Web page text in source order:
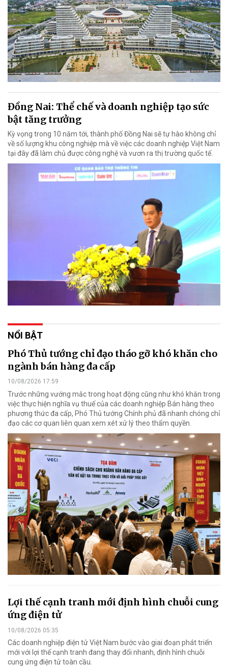
Đồng Nai: Thể chế và doanh nghiệp tạo sức
bật tăng trưởng
Kỳ vọng trong 10 năm tới, thành phố Đồng Nai sẽ tự hào không chỉ
về số lượng khu công nghiệp mà về việc các doanh nghiệp Việt Nam
tại đây đã làm chủ được công nghệ và vươn ra thị trường quốc tế.
NỔI BẬT
Phó Thủ tướng chỉ đạo tháo gỡ khó khăn cho
ngành bán hàng đa cấp
10/08/2026 17:59
Trước những vướng mắc trong hoạt động cũng như khó khăn trong
việc thực hiện nghĩa vụ thuế của các doanh nghiệp Bán hàng theo
phương thức đa cấp, Phó Thủ tướng Chính phủ đã nhanh chóng chỉ
đạo các cơ quan liên quan xem xét xử lý theo thẩm quyền.
Lợi thế cạnh tranh mới định hình chuỗi cung
ứng điện tử
10/08/2026 05:35
Các doanh nghiệp điện tử Việt Nam bước vào giai đoạn phát triển
mới với lợi thế cạnh tranh đang thay đổi nhanh, định hình chuỗi
cung ứng điện tử toàn cầu.